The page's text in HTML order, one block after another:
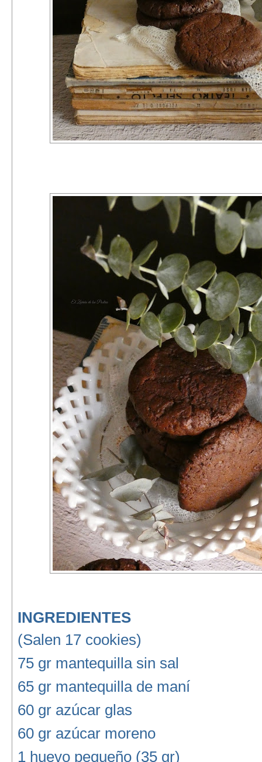
INGREDIENTES
(Salen 17 cookies)
75 gr mantequilla sin sal
65 gr mantequilla de maní
60 gr azúcar glas
60 gr azúcar moreno
1 huevo pequeño (35 gr)